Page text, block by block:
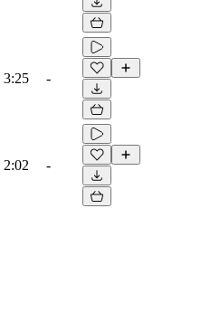
3:25 -
2:02 -